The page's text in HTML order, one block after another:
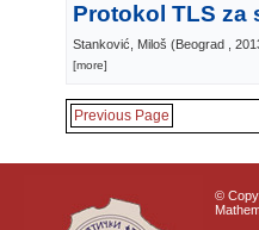
Protokol TLS za
Stanković, Miloš (Beograd ,
[more]
Previous Page
©